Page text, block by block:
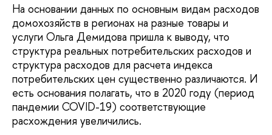
На основании данных по основным видам расходов
домохозяйств в регионах на разные товары и
услуги Ольга Демидова пришла к выводу, что
структура реальных потребительских расходов и
структура расходов для расчета индекса
потребительских цен существенно различаются. И
есть основания полагать, что в 2020 году (период
пандемии COVID-19) соответствующие
расхождения увеличились.